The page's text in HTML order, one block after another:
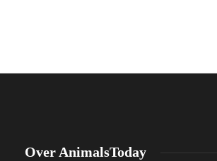
Over AnimalsToday